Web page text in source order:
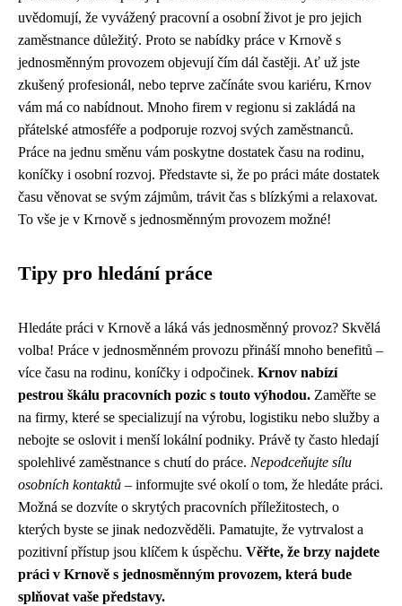
uvědomují, že vyvážený pracovní a osobní život je pro jejich
zaměstnance důležitý. Proto se nabídky práce v Krnově s
jednosměnným provozem objevují čím dál častěji. Ať už jste
zkušený profesionál, nebo teprve začínáte svou kariéru, Krnov
vám má co nabídnout. Mnoho firem v regionu si zakládá na
přátelské atmosféře a podporuje rozvoj svých zaměstnanců.
Práce na jednu směnu vám poskytne dostatek času na rodinu,
koníčky i osobní rozvoj. Představte si, že po práci máte dostatek
času věnovat se svým zájmům, trávit čas s blízkými a relaxovat.
To vše je v Krnově s jednosměnným provozem možné!
Tipy pro hledání práce
Hledáte práci v Krnově a láká vás jednosměnný provoz? Skvělá
volba! Práce v jednosměnném provozu přináší mnoho benefitů –
více času na rodinu, koníčky i odpočinek. Krnov nabízí
pestrou škálu pracovních pozic s touto výhodou. Zaměřte se
na firmy, které se specializují na výrobu, logistiku nebo služby a
nebojte se oslovit i menší lokální podniky. Právě ty často hledají
spolehlivé zaměstnance s chutí do práce. Nepodceňujte sílu
osobních kontaktů – informujte své okolí o tom, že hledáte práci.
Možná se dozvíte o skrytých pracovních příležitostech, o
kterých byste se jinak nedozvěděli. Pamatujte, že vytrvalost a
pozitivní přístup jsou klíčem k úspěchu. Věřte, že brzy najdete
práci v Krnově s jednosměnným provozem, která bude
splňovat vaše představy.